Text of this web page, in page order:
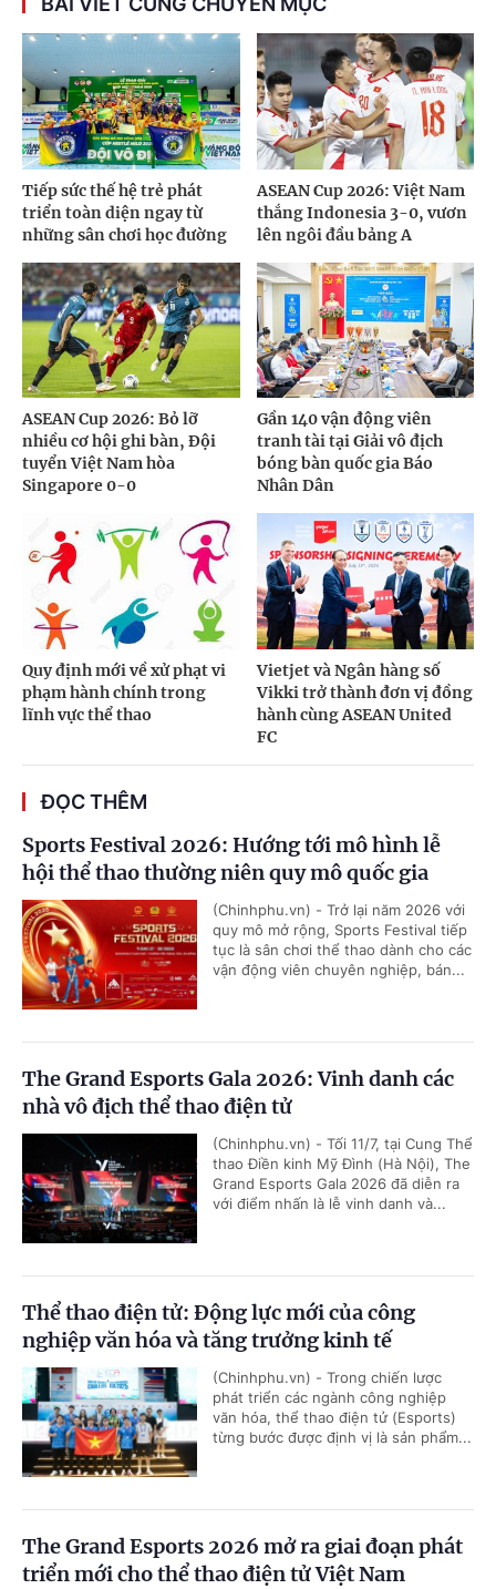
Tiếp sức thế hệ trẻ phát
triển toàn diện ngay từ
những sân chơi học đường
ASEAN Cup 2026: Việt Nam
thắng Indonesia 3-0, vươn
lên ngôi đầu bảng A
ASEAN Cup 2026: Bỏ lỡ
nhiều cơ hội ghi bàn, Đội
tuyển Việt Nam hòa
Singapore 0-0
Gần 140 vận động viên
tranh tài tại Giải vô địch
bóng bàn quốc gia Báo
Nhân Dân
Quy định mới về xử phạt vi
phạm hành chính trong
lĩnh vực thể thao
Vietjet và Ngân hàng số
Vikki trở thành đơn vị đồng
hành cùng ASEAN United
FC
ĐỌC THÊM
Sports Festival 2026: Hướng tới mô hình lễ
hội thể thao thường niên quy mô quốc gia
(Chinhphu.vn) - Trở lại năm 2026 với
quy mô mở rộng, Sports Festival tiếp
tục là sân chơi thể thao dành cho các
vận động viên chuyên nghiệp, bán...
The Grand Esports Gala 2026: Vinh danh các
nhà vô địch thể thao điện tử
(Chinhphu.vn) - Tối 11/7, tại Cung Thể
thao Điền kinh Mỹ Đình (Hà Nội), The
Grand Esports Gala 2026 đã diễn ra
với điểm nhấn là lễ vinh danh và...
Thể thao điện tử: Động lực mới của công
nghiệp văn hóa và tăng trưởng kinh tế
(Chinhphu.vn) - Trong chiến lược
phát triển các ngành công nghiệp
văn hóa, thể thao điện tử (Esports)
từng bước được định vị là sản phẩm...
The Grand Esports 2026 mở ra giai đoạn phát
triển mới cho thể thao điện tử Việt Nam